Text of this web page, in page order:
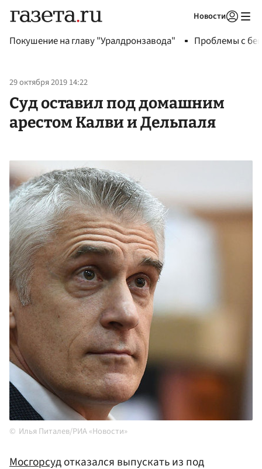
Новости
Покушение на главу "Уралдронзавода" Проблемы с
29 октября 2019 14:22
Суд оставил под домашним
арестом Калви и Дельпаля
Илья Питалев/РИА «Новости»
Мосгорсудотказался выпускать из под